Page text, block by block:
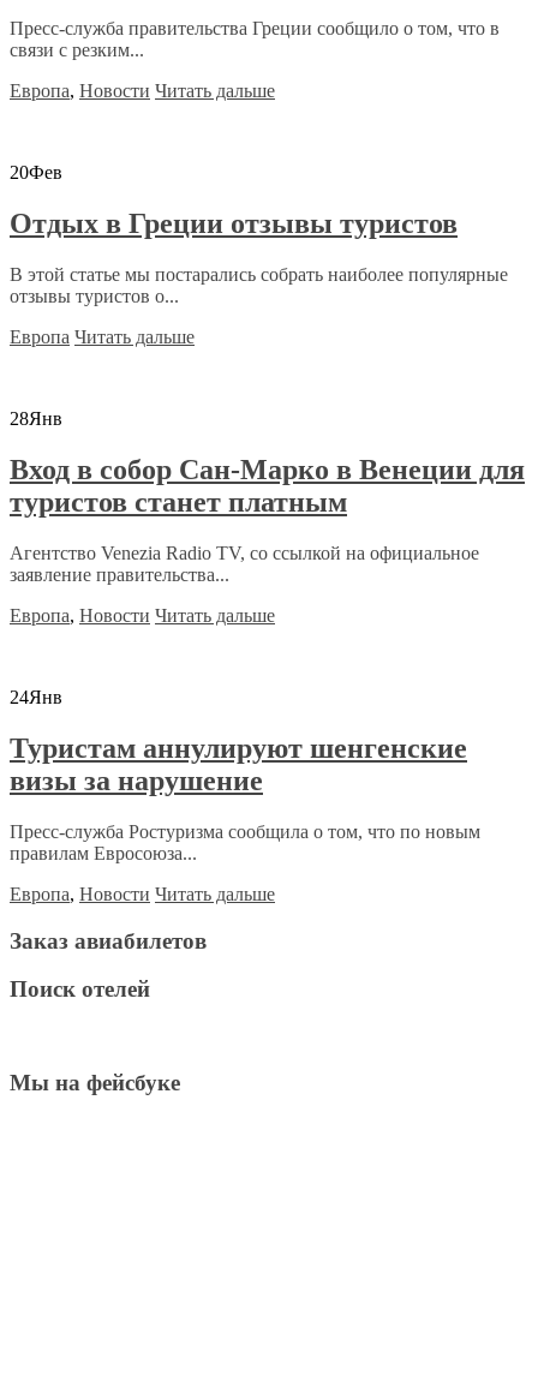
Пресс-служба правительства Греции сообщило о том, что в
связи с резким...
Европа, Новости Читать дальше
20Фев
Отдых в Греции отзывы туристов
В этой статье мы постарались собрать наиболее популярные
отзывы туристов о...
Европа Читать дальше
28Янв
Вход в собор Сан-Марко в Венеции для
туристов станет платным
Агентство Venezia Radio TV, со ссылкой на официальное
заявление правительства...
Европа, Новости Читать дальше
24Янв
Туристам аннулируют шенгенские
визы за нарушение
Пресс-служба Ростуризма сообщила о том, что по новым
правилам Евросоюза...
Европа, Новости Читать дальше
Заказ авиабилетов
Поиск отелей
Мы на фейсбуке